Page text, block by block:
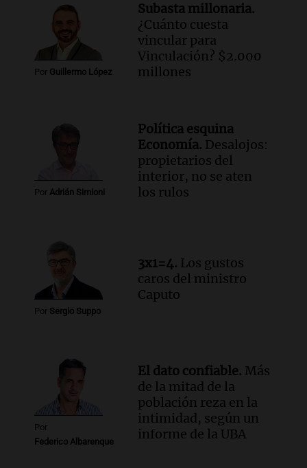
Una mañana para todos
Episodios
Audio. Murió Jorge Messi
Una mañana para todos
Audio. Mateo, a los 25 años, lucha
contra el tiempo: necesita un trasplante
para poder seguir viviend
Una mañana para todos
Episodios
en CABA
Una mañana para todos
Episodios
Audio.
Altas Cumbres: rescataron a una
cabra que llevaba ocho días atrapada en
Episodios
Audio.Chile planteó mejorar la
conectividad fronteriza, aérea y digital
con Jujuy
Panorama Federal
Episodios
Por Guillermo López
Subasta millonaria.
¿Cuánto cuesta
vincular para
Vinculación? $2.000
millones
Por Adrián Simioni
Política esquina
Economía. Desalojos:
propietarios del
interior, no se aten
los rulos
Por Sergio Suppo
3x1=4. Los gustos
caros del ministro
Caputo
Por
Federico Albarenque
El dato confiable. Más
de la mitad de la
población reza en la
intimidad, según un
informe de la UBA